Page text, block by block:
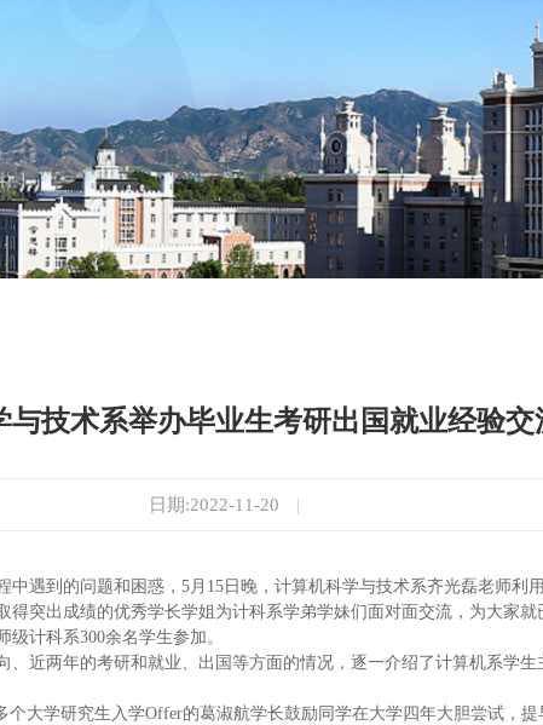
与技术系举办毕业生考研出国就业经验交
日期:2022-11-20 |
中遇到的问题和困惑， 5月 15 日晚，计算机科学与技术系齐光磊老师利
突出成绩的优秀学长学姐为计科系学弟学妹们面对面交流，为大家
级计科系300余名学生参加。
近两年的考研和就业、出国等方面的情况，逐一介绍了计算机系学
个大学研究生入学Offer的葛淑航学长鼓励同学在大学四年大胆尝试，